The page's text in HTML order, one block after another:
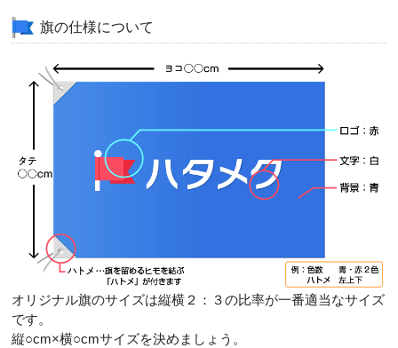
旗の仕様について
オリジナル旗のサイズは縦横２：３の比率が一番適当なサイズ
です。
縦○cm×横○cmサイズを決めましょう。